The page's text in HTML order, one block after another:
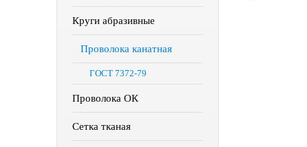
Круги абразивные
Проволока канатная
ГОСТ 7372-79
Проволока ОК
Сетка тканая